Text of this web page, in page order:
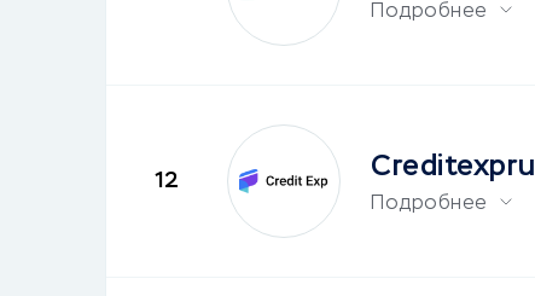
Подробнее
12 Creditexpru
Подробнее